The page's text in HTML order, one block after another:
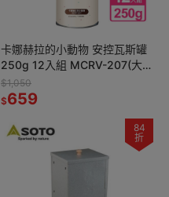
卡娜赫拉的小動物 安控瓦斯罐
250g 12入組 MCRV-207(大容
量防爆CRV卡式罐 戶外露營野
炊瓦斯瓶)
$1,050
$659
84
折